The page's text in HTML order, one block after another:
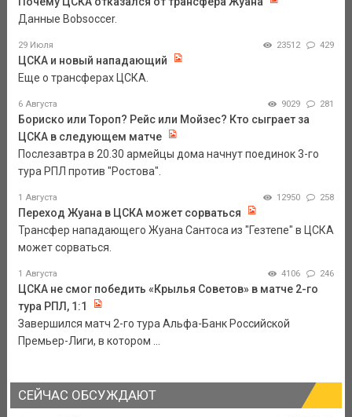
Данные Bobsoccer.
29 Июля 23512 429
ЦСКА и новый нападающий
Еще о трансферах ЦСКА.
6 Августа 9029 281
Бориско или Тороп? Рейс или Мойзес? Кто сыграет за
ЦСКА в следующем матче
Послезавтра в 20.30 армейцы дома начнут поединок 3-го
тура РПЛ против "Ростова".
1 Августа 12950 258
Переход Жуана в ЦСКА может сорваться
Трансфер нападающего Жуана Сантоса из "Гезтепе" в ЦСКА
может сорваться.
1 Августа 4106 246
ЦСКА не смог победить «Крылья Советов» в матче 2-го
тура РПЛ, 1:1
Завершился матч 2-го тура Альфа-Банк Российской
Премьер-Лиги, в котором ...
СЕЙЧАС ОБСУЖДАЮТ